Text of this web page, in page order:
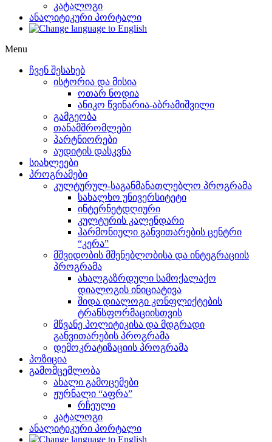
კატალოგი
ანალიტიკური პორტალი
Menu
ჩვენ შესახებ
ისტორია და მისია
ოთარ ნოდია
ანიკო წვინარია-აბრამიშვილი
გამგეობა
თანამშრომლები
პარტნიორები
აუდიტის დასკვნა
სიახლეები
პროგრამები
კულტურულ-საგანმანათლებლო პროგრამა
სახალხო უნივერსიტეტი
ინტერნეტდღიური
კულტურის კალენდარი
ჰარმონიული განვითარების ცენტრი
“კერა”
მშვიდობის მშენებლობისა და ინტეგრაციის
პროგრამა
ახალგაზრდული სამოქალაქო
დიალოგის ინიციატივა
შიდა დიალოგი კონფლიქტების
ტრანსფორმაციისთვის
მწვანე პოლიტიკისა და მდგრადი
განვითარების პროგრამა
დემოკრატიზაციის პროგრამა
პოზიცია
გამომცემლობა
ახალი გამოცემები
ჟურნალი “აფრა”
რჩეული
კატალოგი
ანალიტიკური პორტალი